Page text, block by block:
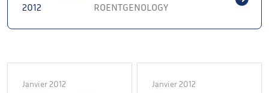
2012
ROENTGENOLOGY
Janvier 2012 Janvier 2012